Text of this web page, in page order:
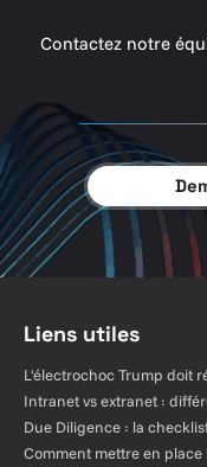
Contactez notre
Liens utiles
L'électrochoc Trump doit
Intranet vs extranet :
Due Diligence : la
Comment mettre en